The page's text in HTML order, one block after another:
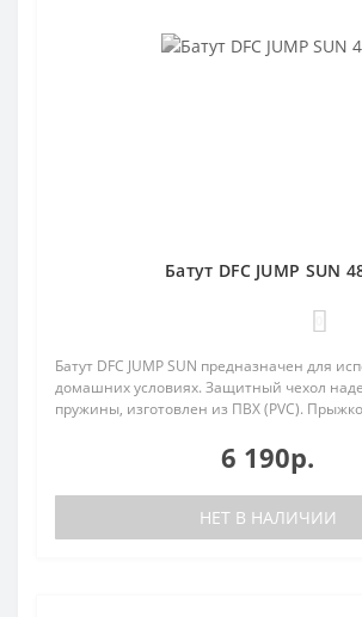
Батут DFC JUMP SUN
Батут DFC JUMP SUN предназначен для
домашних условиях. Защитный чехол
пружины, изготовлен из ПВХ (PVC).
6 190р.
НЕТ В НАЛИЧИИ